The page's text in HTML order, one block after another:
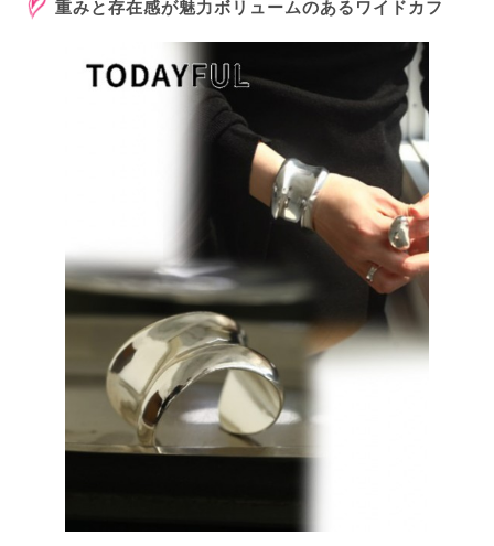
重みと存在感が魅力ボリュームのあるワイドカフ